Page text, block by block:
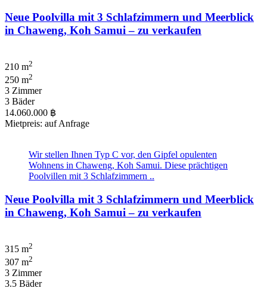
Neue Poolvilla mit 3 Schlafzimmern und Meerblick
in Chaweng, Koh Samui – zu verkaufen
210 m2
250 m2
3 Zimmer
3 Bäder
14.060.000 ฿
Mietpreis: auf Anfrage
Wir stellen Ihnen Typ C vor, den Gipfel opulenten
Wohnens in Chaweng, Koh Samui. Diese prächtigen
Poolvillen mit 3 Schlafzimmern ..
Neue Poolvilla mit 3 Schlafzimmern und Meerblick
in Chaweng, Koh Samui – zu verkaufen
315 m2
307 m2
3 Zimmer
3.5 Bäder